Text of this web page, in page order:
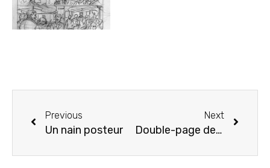
Previous
Un nain posteur
Next
Double-page des Druides